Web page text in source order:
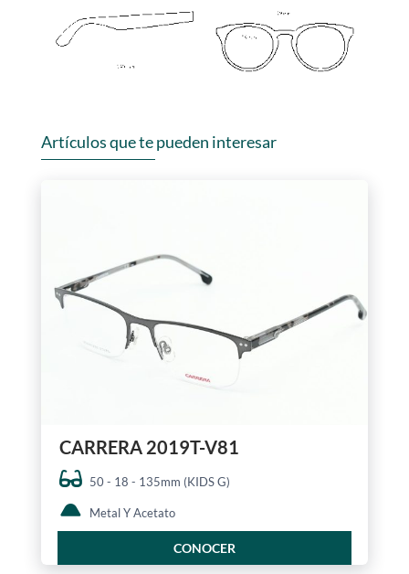
Artículos que te pueden interesar
CARRERA 2019T-V81
50 - 18 - 135mm (KIDS G)
Metal Y Acetato
CONOCER